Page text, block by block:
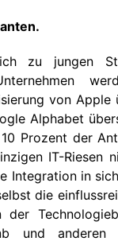
zu jungen
von
Alphabet
Prozent der
IT-Riesen
Integration in
die
der
und anderen